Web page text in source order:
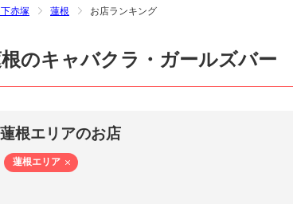
赤塚 蓮根 お店ランキング
のキャバクラ・ガールズバー
蓮根エリアのお店
蓮根エリア